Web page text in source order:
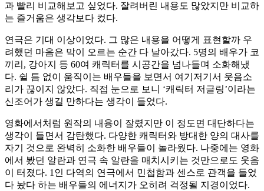
과 빨리 비교해보고 싶었다. 잘려버린 내용도 많았지만 비교하
는 즐거움은 생각보다 컸다.
연극은 기대 이상이었다. 그 많은 내용을 어떻게 표현할까 우
려했던 마음은 막이 오르는 순간 다 날아갔다. 5명의 배우가 코
끼리, 강아지 등 60여 캐릭터를 시공간을 넘나들며 소화해냈
다. 쉴 틈 없이 움직이는 배우들을 보면서 여기저기서 웃음소
리가 끊이지 않았다. 직접 눈으로 보니 ‘캐릭터 저글링’이라는
신조어가 생길 만하다는 생각이 들었다.
영화에서처럼 원작의 내용이 잘렸지만 이 정도면 대단하다는
생각이 들면서 감탄했다. 다양한 캐릭터와 방대한 양의 대사를
자기 것으로 완벽히 소화한 배우들이 놀라웠다. 나중에는 영화
에서 봤던 알란과 연극 속 알란을 매치시키는 것만으로도 웃음
이 터졌다. 1인 다역의 연극에서 민첩함과 센스로 관객을 들었
다 놨다 하는 배우들의 에너지가 오히려 걱정될 지경이었다.